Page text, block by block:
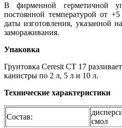
В фирменной герметичной
постоянной температурой от
даты изготовления, указанной
замораживания.
Упаковка
Грунтовка Ceresit CT 17
канистры по 2 л, 5 л и 10 л.
Технические характеристики
Состав:
смол